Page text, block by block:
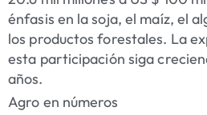
énfasis en la soja, el maíz, el
los productos forestales. La
esta participación siga
años.
Agro en números